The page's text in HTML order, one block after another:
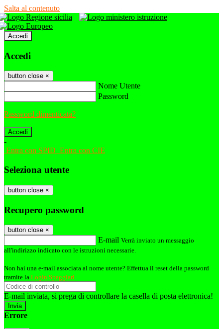
Salta al contenuto
Accedi
Accedi
button close ×
Nome Utente
Password
Password dimenticata?
-
Entra con SPID Entra con CIE
Seleziona utente
button close ×
Recupero password
button close ×
E-mail Verrà inviato un messaggio
all'indirizzo indicato con le istruzioni necessarie.
Non hai una e-mail associata al nome utente? Effettua il reset della password
tramite la Login Spaggiari
E-mail inviata, si prega di controllare la casella di posta elettronica!
Errore